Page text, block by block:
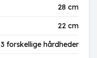
28 cm
22 cm
3 forskellige hårdheder